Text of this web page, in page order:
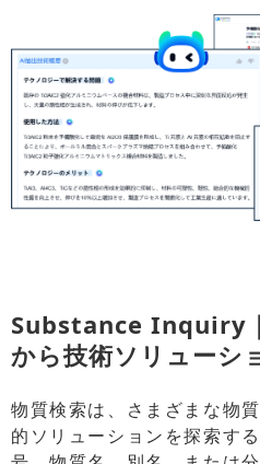
Substance Inquiry
から技術ソリューシ
物質検索は、さまざまな物
的ソリューションを探索す